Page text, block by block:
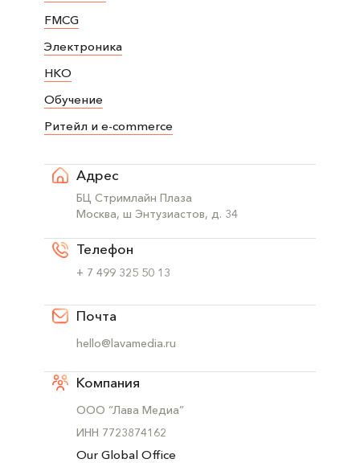
FMCG
Электроника
НКО
Обучение
Ритейл и e-commerce
Адрес
БЦ Стримлайн Плаза
Москва, ш Энтузиастов, д. 34
Телефон
+ 7 499 325 50 13
Почта
hello@lavamedia.ru
Компания
ООО “Лава Медиа”
ИНН 7723874162
Our Global Office